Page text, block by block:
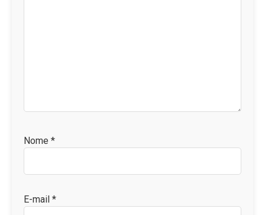
Nome *
E-mail *